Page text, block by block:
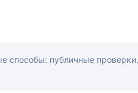
способы: публичные